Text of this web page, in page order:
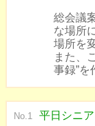
総会議
な場所
場所を
また、
事録”を
No.1 平日シニア